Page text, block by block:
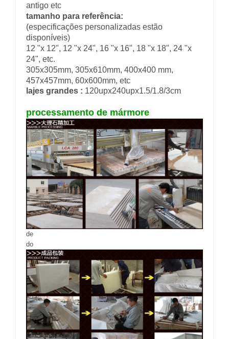
antigo etc
tamanho para referência:
(especificações personalizadas estão
disponíveis)
12 "x 12", 12 "x 24", 16 "x 16", 18 "x 18", 24 "x
24", etc.
305x305mm, 305x610mm, 400x400 mm,
457x457mm, 60x600mm, etc
lajes grandes : 120upx240upx1.5/1.8/3cm
processamento de mármore
de
do